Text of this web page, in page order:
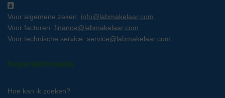
Voor algemene zaken: info@labmakelaar.com
Voor facturen: finance@labmakelaar.com
Voor technische service: service@labmakelaar.com
Kopersinformatie
Hoe kan ik zoeken?